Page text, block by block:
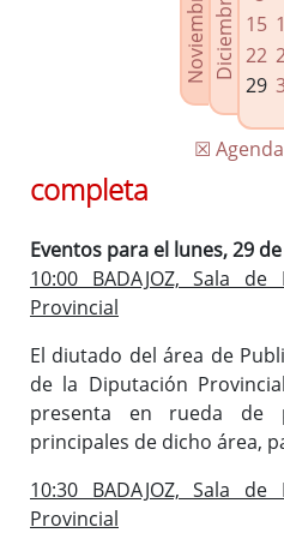
Agenda de Presidencia
Plenos provinciales y Juntas de
Oficina de Proyectos Europeos
15
22
29
☒
completa
Eventos para el lunes, 29
10:00 BADAJOZ, Sala
Provincial
El diutado del área de
de la Diputación
presenta en rueda de
principales de dicho área,
10:30 BADAJOZ, Sala
Provincial